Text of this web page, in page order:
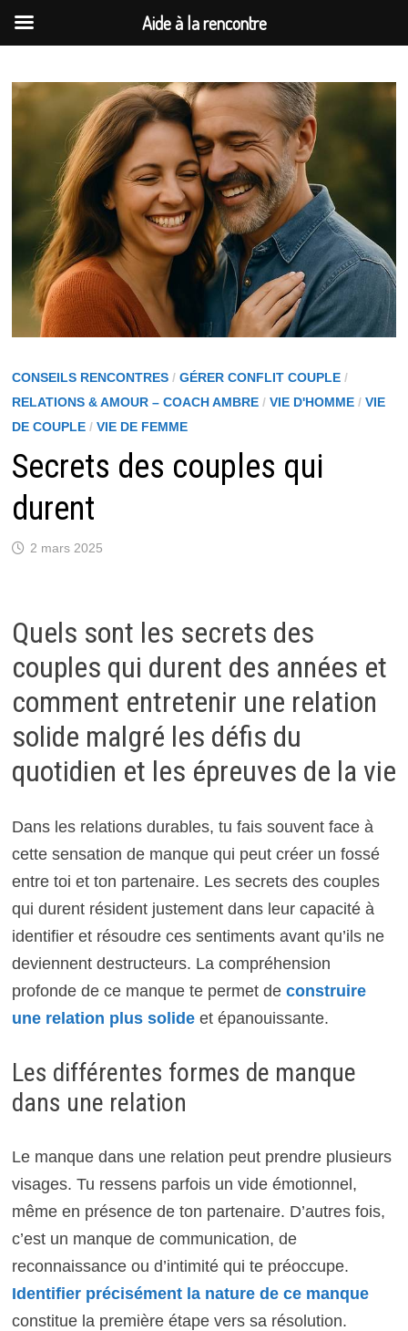
au
contenu
CONSEILS RENCONTRES/ GÉRER CONFLIT COUPLE/
RELATIONS & AMOUR – COACH AMBRE/ VIE D'HOMME/ VIE
DE COUPLE/ VIE DE FEMME
Secrets des couples qui
durent
2 mars 2025
Quels sont les secrets des
couples qui durent des années et
comment entretenir une relation
solide malgré les défis du
quotidien et les épreuves de la vie
Dans les relations durables, tu fais souvent face à
cette sensation de manque qui peut créer un fossé
entre toi et ton partenaire. Les secrets des couples
qui durent résident justement dans leur capacité à
identifier et résoudre ces sentiments avant qu’ils ne
deviennent destructeurs. La compréhension
profonde de ce manque te permet de construire
une relation plus solideet épanouissante.
Les différentes formes de manque
dans une relation
Le manque dans une relation peut prendre plusieurs
visages. Tu ressens parfois un vide émotionnel,
même en présence de ton partenaire. D’autres fois,
c’est un manque de communication, de
reconnaissance ou d’intimité qui te préoccupe.
Identifier précisément la nature de ce manque
constitue la première étape vers sa résolution.
Aide à la rencontre